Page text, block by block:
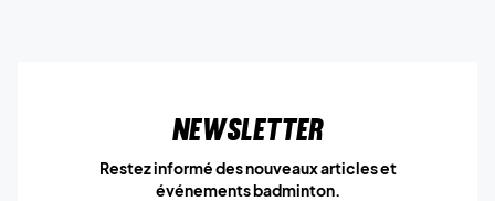
Newsletter
Restez informé des nouveaux articles et
événements badminton.